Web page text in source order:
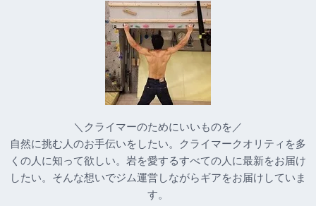
＼クライマーのためにいいものを／
自然に挑む人のお手伝いをしたい。クライマークオリティを多
くの人に知って欲しい。岩を愛するすべての人に最新をお届け
したい。そんな想いでジム運営しながらギアをお届けしていま
す。